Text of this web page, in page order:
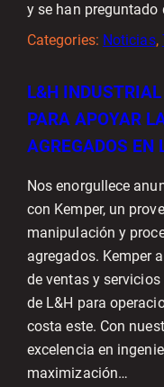
y se han preguntado
Categories: Noticias,
L&H
PARA APOYAR
AGREGADOS EN
Nos enorgullece
con Kemper, un
manipulación y
agregados. Kemper
de ventas y
de L&H para
costa este. Con
excelencia en
maximización…